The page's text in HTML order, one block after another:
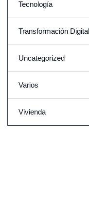
Tecnología
Transformación Digital
Uncategorized
Varios
Vivienda